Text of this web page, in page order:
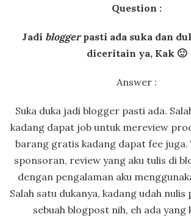
Question :
Jadi bloggerpasti ada suka dan
diceritain ya, Kak 🙂
Answer :
Suka duka jadi blogger pasti ada.
kadang dapat job untuk mereview
barang gratis kadang dapat fee juga.
sponsoran, review yang aku tulis di
dengan pengalaman aku
Salah satu dukanya, kadang udah
sebuah blogpost nih, eh ada yang